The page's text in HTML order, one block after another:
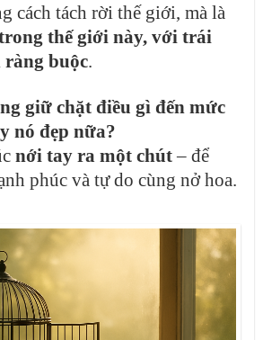
cách tách rời thế giới, mà là
thế giới này, với trái
buộc.
giữ chặt điều gì đến mức
nó đẹp nữa?
nới tay ra một chút– để
phúc và tự do cùng nở hoa.